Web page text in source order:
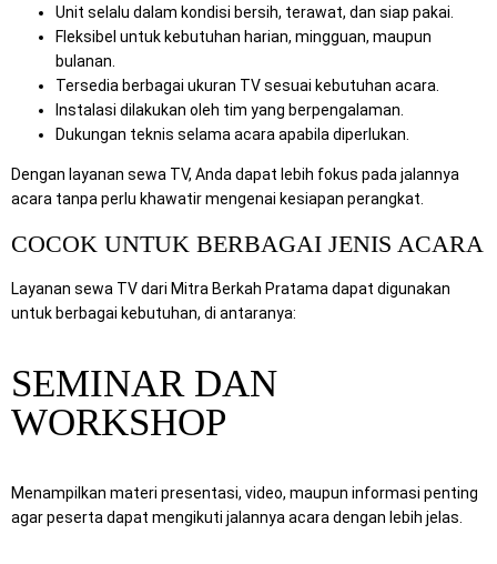
Unit selalu dalam kondisi bersih, terawat, dan siap pakai.
Fleksibel untuk kebutuhan harian, mingguan, maupun
bulanan.
Tersedia berbagai ukuran TV sesuai kebutuhan acara.
Instalasi dilakukan oleh tim yang berpengalaman.
Dukungan teknis selama acara apabila diperlukan.
Dengan layanan sewa TV, Anda dapat lebih fokus pada jalannya
acara tanpa perlu khawatir mengenai kesiapan perangkat.
COCOK UNTUK BERBAGAI JENIS ACARA
Layanan sewa TV dari Mitra Berkah Pratama dapat digunakan
untuk berbagai kebutuhan, di antaranya:
SEMINAR DAN
WORKSHOP
Menampilkan materi presentasi, video, maupun informasi penting
agar peserta dapat mengikuti jalannya acara dengan lebih jelas.